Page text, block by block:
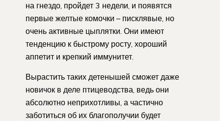
на гнездо, пройдет 3 недели, и появятся
первые желтые комочки – писклявые, но
очень активные цыплятки. Они имеют
тенденцию к быстрому росту, хороший
аппетит и крепкий иммунитет.
Вырастить таких детенышей сможет даже
новичок в деле птицеводства, ведь они
абсолютно неприхотливы, а частично
заботиться об их благополучии будет